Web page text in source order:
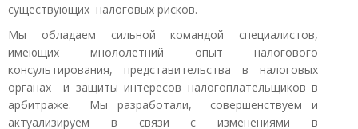
существующих налоговых рисков.
Мы обладаем сильной командой специалистов,
имеющих мнололетний опыт налогового
консультирования, представительства в налоговых
органах и защиты интересов налогоплательщиков в
арбитраже. Мы разработали, совершенствуем и
актуализируем в связи с изменениями в